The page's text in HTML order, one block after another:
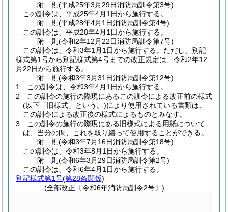
附 則(平成25年3月29日消防局訓令第3号)
この訓令は、平成25年4月1日から施行する。
附 則(平成28年4月1日消防局訓令第4号)
この訓令は、平成28年4月1日から施行する。
附 則(令和2年12月22日消防局訓令第7号)
この訓令は、令和3年1月1日から施行する。 ただし、別記
様式第1号から別記様式第4号までの改正規定は、令和2年12
月22日から施行する。
附 則(令和3年3月31日消防局訓令第12号)
1
この訓令は、令和3年4月1日から施行する。
2
この訓令の施行の際現にあるこの訓令による改正前の様式
(以下「旧様式」という。)により使用されている書類は、
この訓令による改正後の様式によるものとみなす。
3
この訓令の施行の際現にある旧様式による用紙について
は、当分の間、これを取り繕って使用することができる。
附 則(令和3年7月16日消防局訓令第18号)
この訓令は、令和3年8月1日から施行する。
附 則(令和6年3月29日消防局訓令第2号)
この訓令は、令和6年4月1日から施行する。
別記様式第1号(第28条関係)
(全部改正〔令和6年消防局訓令2号〕)